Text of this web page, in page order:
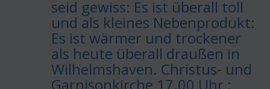
seid gewiss: Es ist überall toll
und als kleines Nebenprodukt:
Es ist wärmer und trockener
als heute überall draußen in
Wilhelmshaven. Christus- und
Garnisonkirche 17.00 Uhr :